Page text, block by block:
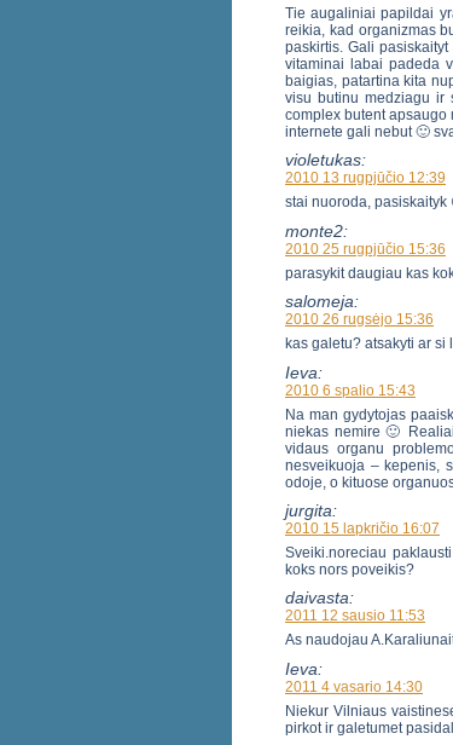
Tie augaliniai papildai
reikia, kad organizmas
paskirtis. Gali
vitaminai labai padeda
baigias, patartina kita
visu butinu medziagu ir
complex butent apsaugo
internete gali nebut 🙂
violetukas:
2010 13 rugpjūčio 12:39
stai nuoroda, pasiskaityk
monte2:
2010 25 rugpjūčio 15:36
parasykit daugiau kas
salomeja:
2010 26 rugsėjo 15:36
kas galetu? atsakyti ar
Ieva:
2010 6 spalio 15:43
Na man gydytojas
niekas nemire 🙂
vidaus organu
nesveikuoja – kepenis,
odoje, o kituose
jurgita:
2010 15 lapkričio 16:07
Sveiki.noreciau
koks nors poveikis?
daivasta:
2011 12 sausio 11:53
As naudojau
Ieva:
2011 4 vasario 14:30
Niekur Vilniaus
pirkot ir galetumet